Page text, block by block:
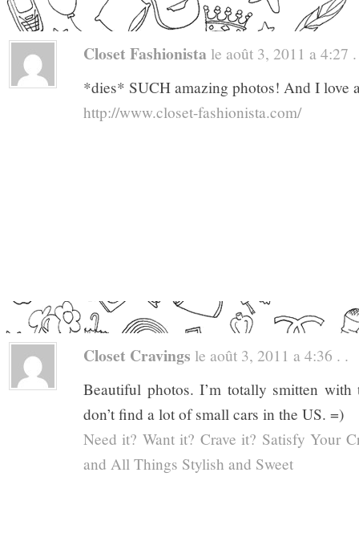
Closet Fashionista le août 3, 2011 a 4:27
*dies* SUCH amazing photos! And I love
http://www.closet-fashionista.com/
Closet Cravings le août 3, 2011 a 4:36 . .
Beautiful photos. I’m totally smitten with
don’t find a lot of small cars in the US. =)
Need it? Want it? Crave it? Satisfy Your
and All Things Stylish and Sweet